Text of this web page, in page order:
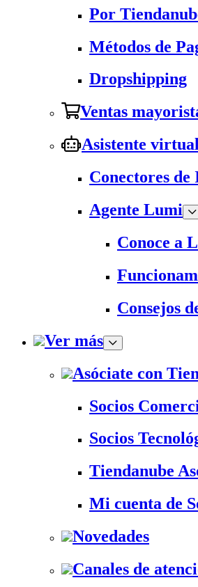
Por
Métodos de
Dropshipping
Ventas
Asistente
Conectores de
Agente Lumi
Conoce a
Consejos
Ver más
Asóciate con
Socios
Socios
Tiendanube
Mi cuenta de
Novedades
Canales de